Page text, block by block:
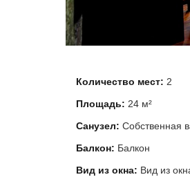
Количество мест: 2
Площадь: 24 м²
Санузел: Собственная
Балкон: Балкон
Вид из окна: Вид из